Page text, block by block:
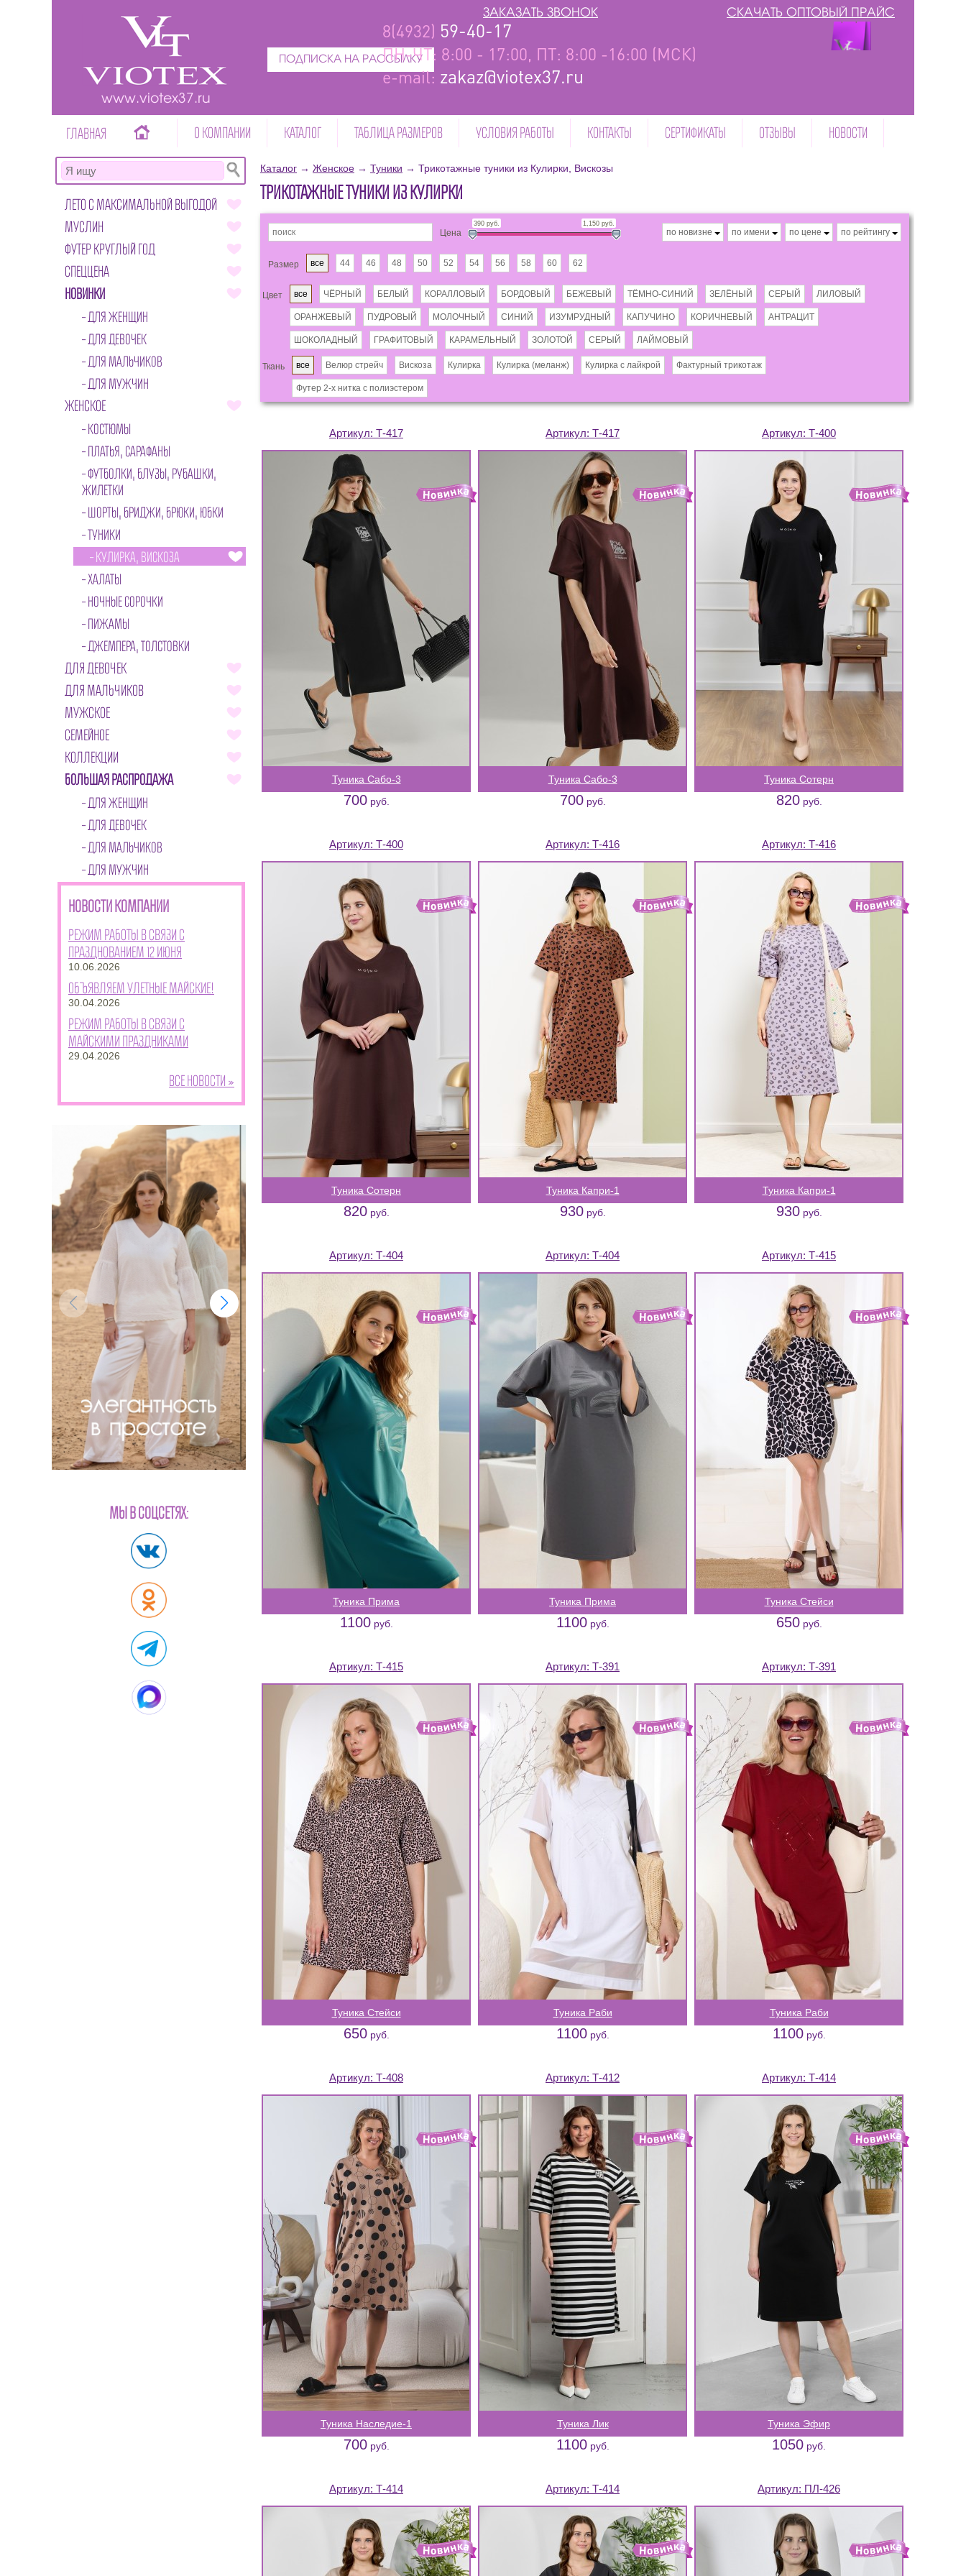
www.viotex37.ru
ПОДПИСКА НА РАССЫЛКУ
8(4932) 59-40-17
ПН-ЧТ: 8:00 - 17:00, ПТ: 8:00 -16:00 (МСК)
e-mail: zakaz@viotex37.ru
СКАЧАТЬ ОПТОВЫЙ ПРАЙС
ЗАКАЗАТЬ ЗВОНОК
ГЛАВНАЯ О КОМПАНИИ КАТАЛОГ ТАБЛИЦА РАЗМЕРОВ УСЛОВИЯ РАБОТЫ КОНТАКТЫ СЕРТИФИКАТЫ ОТЗЫВЫ НОВОСТИ
ЛЕТО С МАКСИМАЛЬНОЙ ВЫГОДОЙ
МУСЛИН
ФУТЕР КРУГЛЫЙ ГОД
СПЕЦЦЕНА
НОВИНКИ
ДЛЯ ЖЕНЩИН
ДЛЯ ДЕВОЧЕК
ДЛЯ МАЛЬЧИКОВ
ДЛЯ МУЖЧИН
ЖЕНСКОЕ
КОСТЮМЫ
ПЛАТЬЯ, САРАФАНЫ
ФУТБОЛКИ, БЛУЗЫ, РУБАШКИ,
ЖИЛЕТКИ
ШОРТЫ, БРИДЖИ, БРЮКИ, ЮБКИ
ТУНИКИ
КУЛИРКА, ВИСКОЗА
ХАЛАТЫ
НОЧНЫЕ СОРОЧКИ
ПИЖАМЫ
ДЖЕМПЕРА, ТОЛСТОВКИ
ДЛЯ ДЕВОЧЕК
ДЛЯ МАЛЬЧИКОВ
МУЖСКОЕ
СЕМЕЙНОЕ
КОЛЛЕКЦИИ
БОЛЬШАЯ РАСПРОДАЖА
ДЛЯ ЖЕНЩИН
ДЛЯ ДЕВОЧЕК
ДЛЯ МАЛЬЧИКОВ
ДЛЯ МУЖЧИН
НОВОСТИ КОМПАНИИ
Режим работы в связи с
празднованием 12 июня
10.06.2026
Объявляем улетные майские!
30.04.2026
Режим работы в связи с
майскими праздниками
29.04.2026
Все новости »
МЫ В СОЦСЕТЯХ:
Каталог → Женское → Туники → Трикотажные туники из Кулирки, Вискозы
ТРИКОТАЖНЫЕ ТУНИКИ ИЗ КУЛИРКИ
по новизне по имени по цене по рейтингу
Цена
390 руб. 1,150 руб.
Размер все 44 46 48 50 52 54 56 58 60 62
Цвет все ЧЁРНЫЙ БЕЛЫЙ КОРАЛЛОВЫЙ БОРДОВЫЙ БЕЖЕВЫЙ ТЁМНО-СИНИЙ ЗЕЛЁНЫЙ СЕРЫЙ ЛИЛОВЫЙ
ОРАНЖЕВЫЙ ПУДРОВЫЙ МОЛОЧНЫЙ СИНИЙ ИЗУМРУДНЫЙ КАПУЧИНО КОРИЧНЕВЫЙ АНТРАЦИТ
ШОКОЛАДНЫЙ ГРАФИТОВЫЙ КАРАМЕЛЬНЫЙ ЗОЛОТОЙ СЕРЫЙ ЛАЙМОВЫЙ
Ткань все Велюр стрейч Вискоза Кулирка Кулирка (меланж) Кулирка с лайкрой Фактурный трикотаж
Футер 2-х нитка с полиэстером
Артикул: Т-417
Туника Сабо-3
700руб.
Артикул: Т-417
Туника Сабо-3
700руб.
Артикул: Т-400
Туника Сотерн
820руб.
Артикул: Т-400
Туника Сотерн
820руб.
Артикул: Т-416
Туника Капри-1
930руб.
Артикул: Т-416
Туника Капри-1
930руб.
Артикул: Т-404
Туника Прима
1100руб.
Артикул: Т-404
Туника Прима
1100руб.
Артикул: Т-415
Туника Стейси
650руб.
Артикул: Т-415
Туника Стейси
650руб.
Артикул: Т-391
Туника Раби
1100руб.
Артикул: Т-391
Туника Раби
1100руб.
Артикул: Т-408
Туника Наследие-1
700руб.
Артикул: Т-412
Туника Лик
1100руб.
Артикул: Т-414
Туника Эфир
1050 руб.
Артикул: Т-414 Артикул: Т-414 Артикул: ПЛ-426